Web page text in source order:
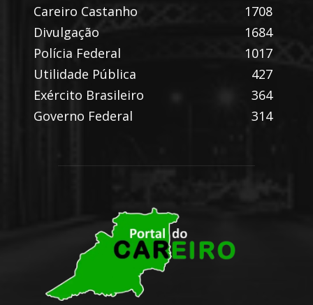
Careiro Castanho
1708
Divulgação
1684
Polícia Federal
1017
Utilidade Pública
427
Exército Brasileiro
364
Governo Federal
314